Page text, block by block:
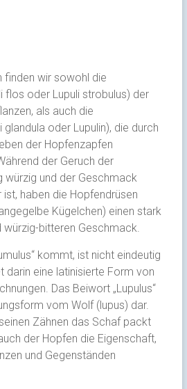
finden wir sowohl die
flos oder Lupuli strobulus) der
als auch die
glandula oder Lupulin), die durch
der Hopfenzapfen
der Geruch der
würzig und der Geschmack
haben die Hopfendrüsen
Kügelchen) einen stark
würzig-bitteren Geschmack.
kommt, ist nicht eindeutig
darin eine latinisierte Form von
Das Beiwort „Lupulus“
vom Wolf (lupus) dar.
Zähnen das Schaf packt
der Hopfen die Eigenschaft,
und Gegenständen